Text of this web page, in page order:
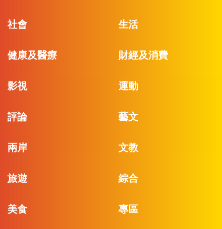
社會 生活
健康及醫療 財經及消費
影視 運動
評論 藝文
兩岸 文教
旅遊 綜合
美食 專區